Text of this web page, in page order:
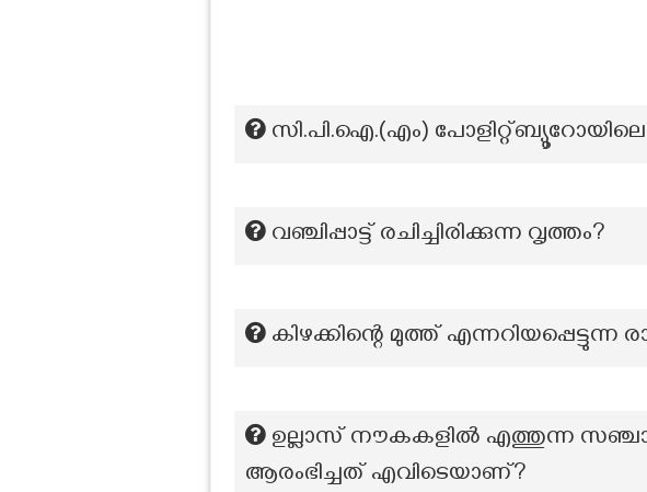
സി.പി.ഐ.(എം)
വഞ്ചിപ്പാട്ട് രചിച്ചിരിക്കുന്ന വൃത്തം?
കിഴക്കിന്റെ മുത്ത് എന്നറിയപ്പെട്ടുന്ന
ഉല്ലാസ് നൗകകളിൽ എത്തുന്ന
ആരംഭിച്ചത് എവിടെയാണ്?